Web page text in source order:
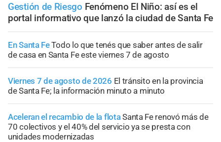
Gestión de Riesgo Fenómeno El Niño: así es el
portal informativo que lanzó la ciudad de Santa Fe
En Santa FeTodo lo que tenés que saber antes de salir
de casa en Santa Fe este viernes 7 de agosto
Viernes 7 de agosto de 2026 El tránsito en la provincia
de Santa Fe; la información minuto a minuto
Aceleran el recambio de la flotaSanta Fe renovó más de
70 colectivos y el 40% del servicio ya se presta con
unidades modernizadas